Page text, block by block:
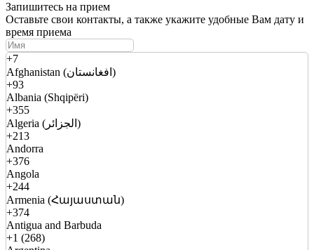
Запишитесь на прием
Оставьте свои контакты, а также укажите удобные Вам дату и
время приема
+7
Afghanistan (افغانستان)
+93
Albania (Shqipëri)
+355
Algeria (الجزائر)
+213
Andorra
+376
Angola
+244
Armenia (Հայաստան)
+374
Antigua and Barbuda
+1 (268)